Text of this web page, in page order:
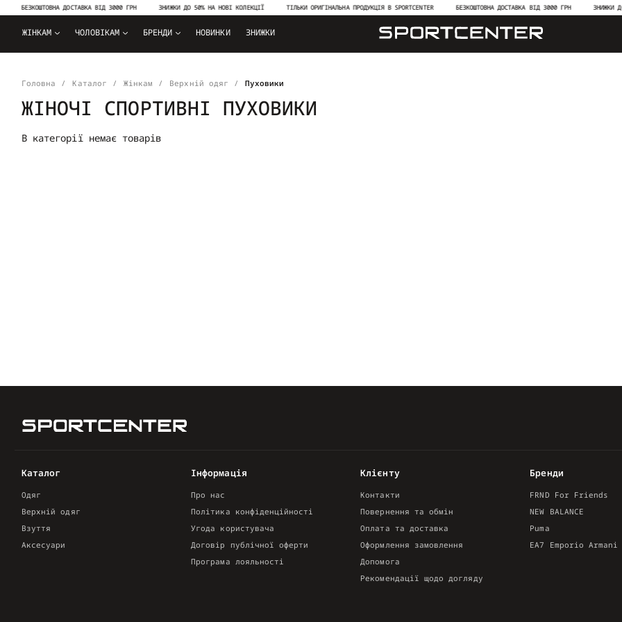
БЕЗКОШТОВНА ДОСТАВКА ВІД 3000 ГРН ЗНИЖКИ ДО 50% НА НОВІ КОЛЕКЦІЇ ТІЛЬКИ ОРИГІНАЛЬНА ПРОДУКЦІЯ В SPORTCENTER БЕЗКОШТОВНА ДОСТАВКА ВІД 3000 ГРН ЗНИЖКИ
ЖІНКАМ ЧОЛОВІКАМ БРЕНДИ НОВИНКИ ЗНИЖКИ
Головна Каталог Жінкам Верхній одяг Пуховики
ЖІНОЧІ СПОРТИВНІ ПУХОВИКИ
В категорії немає товарів
Каталог
Одяг
Верхній одяг
Взуття
Аксесуари
Інформація
Про нас
Політика конфіденційності
Угода користувача
Договір публічної оферти
Програма лояльності
Клієнту
Контакти
Повернення та обмін
Оплата та доставка
Оформлення замовлення
Допомога
Рекомендації щодо догляду
Бренди
FRND For Friends
NEW BALANCE
Puma
EA7 Emporio Armani